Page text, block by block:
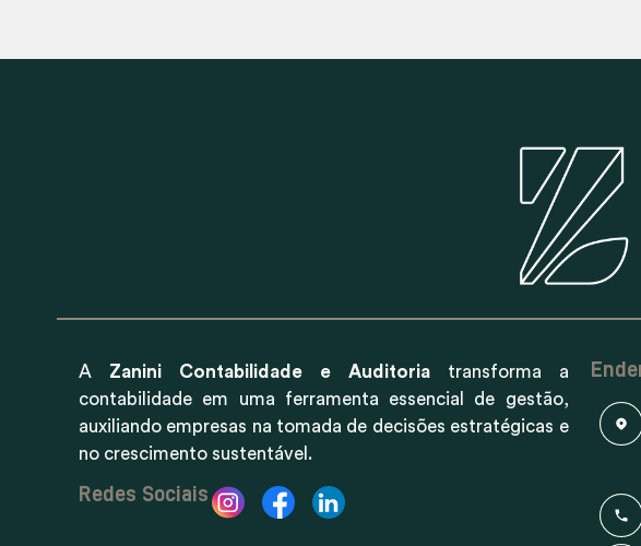
A Zanini Contabilidade e Auditoriatransforma a
contabilidade em uma ferramenta essencial de gestão,
auxiliando empresas na tomada de decisões estratégicas e
no crescimento sustentável.
Redes Sociais